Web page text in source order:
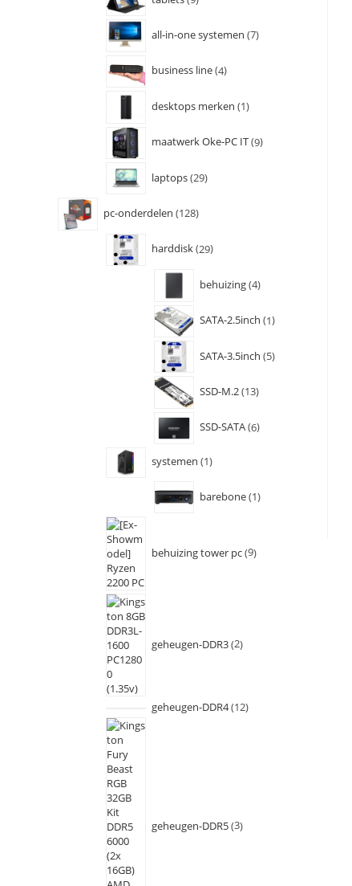
all-in-one systemen 7
business line 4
desktops merken 1
maatwerk Oke-PC IT 9
laptops 29
pc-onderdelen 128
harddisk 29
behuizing 4
SATA-2.5inch 1
SATA-3.5inch 5
SSD-M.2 13
SSD-SATA 6
systemen 1
barebone 1
behuizing tower pc 9
geheugen-DDR3 2
geheugen-DDR4 12
geheugen-DDR5 3